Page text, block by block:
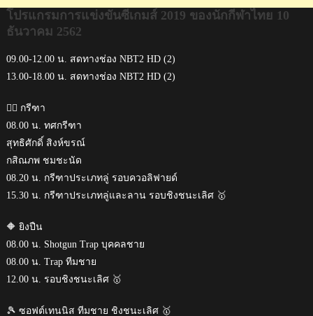
โปรแกรมการแข่งขันซีเกมส์ 2019 ของนักกีฬาไทย 10
ธันวาคม 2562
09.00-12.00 น. สดทางช่อง NBT2 HD (2)
13.00-18.00 น. สดทางช่อง NBT2 HD (2)
🏃‍♂️ กรีฑา
08.00 น. ทศกรีฑา
สุทธิศักดิ์ สิงห์ขรณ์
กสิณภพ ชมชะนัด
08.20 น. กรีฑาประเภทลู่ รอบควอลิฟายด์
15.30 น. กรีฑาประเภทลู่และลาน รอบชิงชนะเลิศ 🥇
🔶 ยิงปืน
08.00 น. Shotgun Trap บุคคลชาย
08.00 น. Trap ทีมชาย
12.00 น. รอบชิงชนะเลิศ 🥇
🎾 ซอฟต์เทนนิส ทีมชาย ชิงชนะเลิศ 🥇